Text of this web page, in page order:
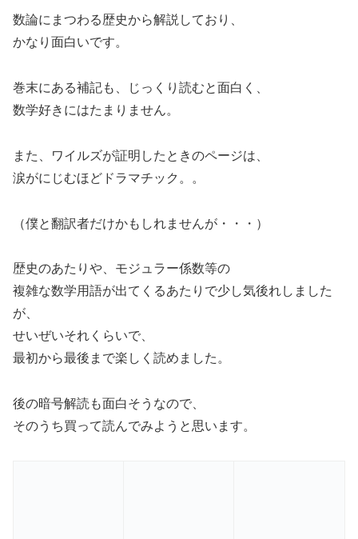
数論にまつわる歴史から解説しており、
かなり面白いです。
巻末にある補記も、じっくり読むと面白く、
数学好きにはたまりません。
また、ワイルズが証明したときのページは、
涙がにじむほどドラマチック。。
（僕と翻訳者だけかもしれませんが・・・）
歴史のあたりや、モジュラー係数等の
複雑な数学用語が出てくるあたりで少し気後れしました
が、
せいぜいそれくらいで、
最初から最後まで楽しく読めました。
後の暗号解読も面白そうなので、
そのうち買って読んでみようと思います。